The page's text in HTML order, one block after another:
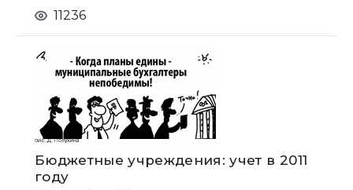
11236
Бюджетные учреждения: учет в 2011
году